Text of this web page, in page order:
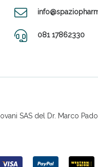
081 17862330
SAS del Dr. Marco